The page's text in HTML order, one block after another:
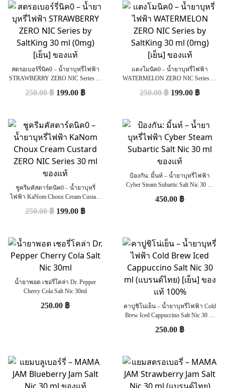
สตรอเบอร์รี่นิค0 – น้ำยาบุหรี่ไฟฟ้า
STRAWBERRY ZERO NIC Series by
250.00฿ 199.00 ฿
แตงโมนิค0 – น้ำยาบุหรี่ไฟฟ้า
WATERMELON ZERO NIC Series by
250.00฿ 199.00 ฿
ชูครีมคัสตาร์ดนิค0 – น้ำยาบุหรี่
ไฟฟ้า KaNom Choux Cream Custard
250.00฿ 199.00 ฿
ป้องกัน: มิ้นท์ – น้ำยาบุหรี่ไฟฟ้า
Cyber Steam Subartic Salt Nic 30 ml
450.00 ฿
น้ำยาพอต เชอรี่โคล่า Dr. Pepper
Cherry Cola Salt Nic 30ml
250.00 ฿
คาปูชิโน่เย็น – น้ำยาบุหรี่ไฟฟ้า Cold
Brew Iced Cappuccino Salt Nic 30 ml
250.00 ฿